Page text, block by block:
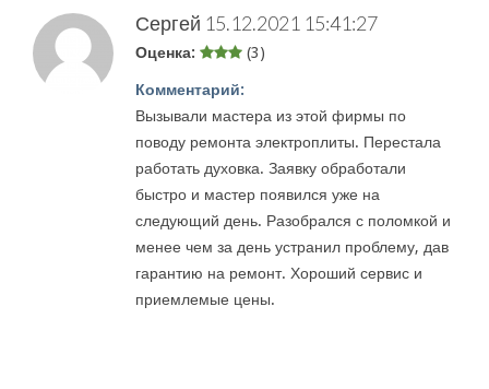
Сергей 15.12.2021 15:41:27
Оценка: (3)
Комментарий:
Вызывали мастера из этой фирмы по
поводу ремонта электроплиты. Перестала
работать духовка. Заявку обработали
быстро и мастер появился уже на
следующий день. Разобрался с поломкой и
менее чем за день устранил проблему, дав
гарантию на ремонт. Хороший сервис и
приемлемые цены.